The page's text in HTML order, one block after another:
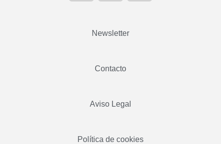
Newsletter
Contacto
Aviso Legal
Política de cookies